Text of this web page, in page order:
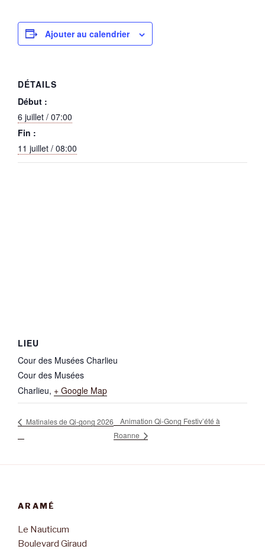
Ajouter au calendrier
DÉTAILS
Début :
6 juillet / 07:00
Fin :
11 juillet / 08:00
LIEU
Cour des Musées Charlieu
Cour des Musées
Charlieu, + Google Map
Matinales de Qi-gong 2026
Animation Qi-Gong Festiv’été à
Roanne
ARAMÉ
Le Nauticum
Boulevard Giraud